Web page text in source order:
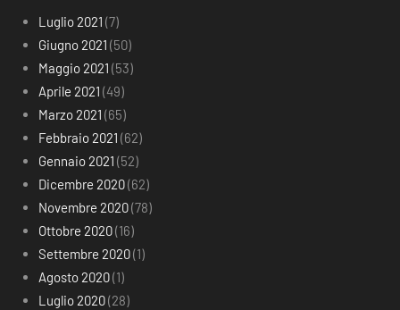
Luglio 2021 (7)
Giugno 2021 (50)
Maggio 2021 (53)
Aprile 2021 (49)
Marzo 2021 (65)
Febbraio 2021 (62)
Gennaio 2021 (52)
Dicembre 2020(62)
Novembre 2020(78)
Ottobre 2020(16)
Settembre 2020(1)
Agosto 2020(1)
Luglio 2020(28)